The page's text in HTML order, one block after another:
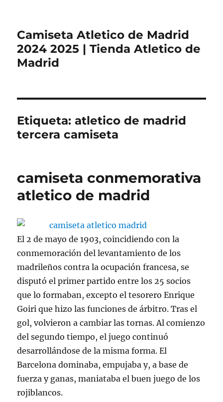
Camiseta Atletico de Madrid
2024 2025 | Tienda Atletico de
Madrid
Etiqueta:atletico de madrid
tercera camiseta
camiseta conmemorativa
atletico de madrid
El 2 de mayo de 1903, coincidiendo con la
conmemoración del levantamiento de los
madrileños contra la ocupación francesa, se
disputó el primer partido entre los 25 socios
que lo formaban, excepto el tesorero Enrique
Goiri que hizo las funciones de árbitro. Tras el
gol, volvieron a cambiar las tornas. Al comienzo
del segundo tiempo, el juego continuó
desarrollándose de la misma forma. El
Barcelona dominaba, empujaba y, a base de
fuerza y ganas, maniataba el buen juego de los
rojiblancos.